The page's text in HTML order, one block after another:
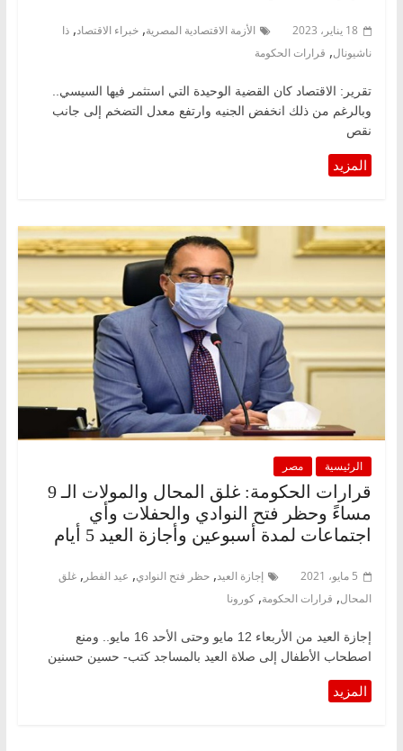
18 يناير، 2023 الأزمة الاقتصادية المصرية, خبراء الاقتصاد, ذا
ناشيونال, قرارات الحكومة
تقرير: الاقتصاد كان القضية الوحيدة التي استثمر فيها السيسي..
وبالرغم من ذلك انخفض الجنيه وارتفع معدل التضخم إلى جانب
نقص
الرئيسية مصر
قرارات الحكومة: غلق المحال والمولات الـ 9
مساءً وحظر فتح النوادي والحفلات وأي
اجتماعات لمدة أسبوعين وأجازة العيد 5 أيام
5 مايو، 2021 إجازة العيد, حظر فتح النوادي, عيد الفطر , غلق
المحال, قرارات الحكومة, كورونا
إجازة العيد من الأربعاء 12 مايو وحتى الأحد 16 مايو.. ومنع
اصطحاب الأطفال إلى صلاة العيد بالمساجد كتب- حسين حسنين